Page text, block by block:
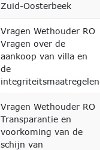
Zuid-Oosterbeek
Vragen Wethouder RO
Vragen over de
aankoop van villa en
de
integriteitsmaatregelen
Vragen Wethouder RO
Transparantie en
voorkoming van de
schijn van